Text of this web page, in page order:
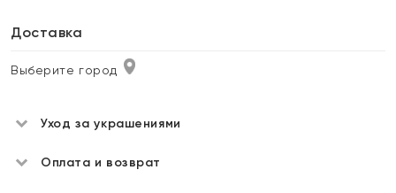
Доставка
Выберите город
Уход за украшениями
Оплата и возврат